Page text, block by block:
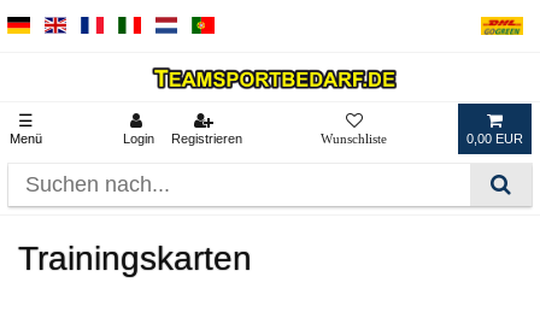
☰
Menü Login Registrieren 0,00 EUR
Trainingskarten